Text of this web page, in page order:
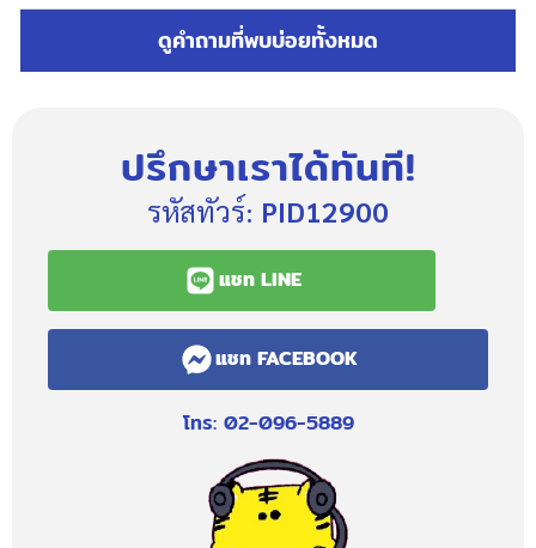
ดูคำถามที่พบบ่อยทั้งหมด
ปรึกษาเราได้ทันที!
รหัสทัวร์: PID12900
แชท LINE
แชท FACEBOOK
โทร: 02-096-5889